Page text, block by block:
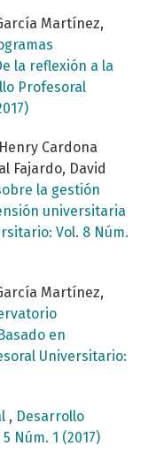
Martínez,
la reflexión a la
Profesoral
Cardona
Fajardo, David
la gestión
universitaria
Vol. 8 Núm.
Martínez,
en
Universitario:
, Desarrollo
Núm. 1 (2017)